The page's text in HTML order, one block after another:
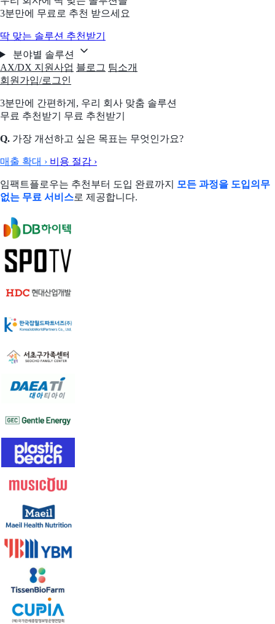
3분만에 무료로 추천 받으세요
딱 맞는 솔루션 추천받기
분야별 솔루션
AX/DX 지원사업 블로그 팀소개
회원가입/로그인
3분만에 간편하게, 우리 회사 맞춤 솔루션
무료 추천받기
무료 추천받기
Q. 가장 개선하고 싶은 목표는 무엇인가요?
매출 확대 › 비용 절감 ›
임팩트플로우는 추천부터 도입 완료까지 모든 과정을 도입의무
없는 무료 서비스로 제공합니다.